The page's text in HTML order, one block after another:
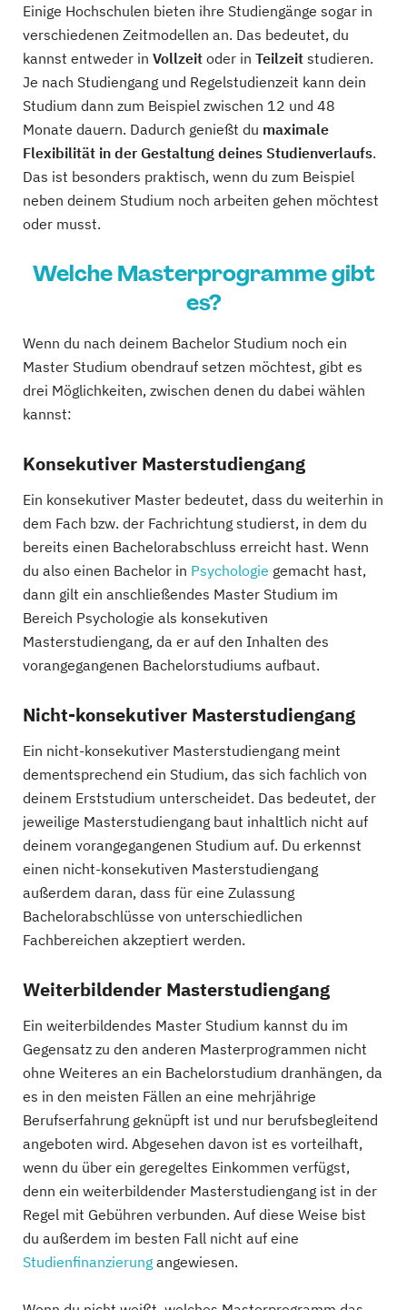
Einige Hochschulen bieten ihre Studiengänge sogar in
verschiedenen Zeitmodellen an. Das bedeutet, du
kannst entweder in Vollzeit oder in Teilzeit studieren.
Je nach Studiengang und Regelstudienzeit kann dein
Studium dann zum Beispiel zwischen 12 und 48
Monate dauern. Dadurch genießt du maximale
Flexibilität in der Gestaltung deines Studienverlaufs.
Das ist besonders praktisch, wenn du zum Beispiel
neben deinem Studium noch arbeiten gehen möchtest
oder musst.
Welche Masterprogramme gibt
es?
Wenn du nach deinem Bachelor Studium noch ein
Master Studium obendrauf setzen möchtest, gibt es
drei Möglichkeiten, zwischen denen du dabei wählen
kannst:
Konsekutiver Masterstudiengang
Ein konsekutiver Master bedeutet, dass du weiterhin in
dem Fach bzw. der Fachrichtung studierst, in dem du
bereits einen Bachelorabschluss erreicht hast. Wenn
du also einen Bachelor in Psychologie gemacht hast,
dann gilt ein anschließendes Master Studium im
Bereich Psychologie als konsekutiven
Masterstudiengang, da er auf den Inhalten des
vorangegangenen Bachelorstudiums aufbaut.
Nicht-konsekutiver Masterstudiengang
Ein nicht-konsekutiver Masterstudiengang meint
dementsprechend ein Studium, das sich fachlich von
deinem Erststudium unterscheidet. Das bedeutet, der
jeweilige Masterstudiengang baut inhaltlich nicht auf
deinem vorangegangenen Studium auf. Du erkennst
einen nicht-konsekutiven Masterstudiengang
außerdem daran, dass für eine Zulassung
Bachelorabschlüsse von unterschiedlichen
Fachbereichen akzeptiert werden.
Weiterbildender Masterstudiengang
Ein weiterbildendes Master Studium kannst du im
Gegensatz zu den anderen Masterprogrammen nicht
ohne Weiteres an ein Bachelorstudium dranhängen, da
es in den meisten Fällen an eine mehrjährige
Berufserfahrung geknüpft ist und nur berufsbegleitend
angeboten wird. Abgesehen davon ist es vorteilhaft,
wenn du über ein geregeltes Einkommen verfügst,
denn ein weiterbildender Masterstudiengang ist in der
Regel mit Gebühren verbunden. Auf diese Weise bist
du außerdem im besten Fall nicht auf eine
Studienfinanzierung angewiesen.